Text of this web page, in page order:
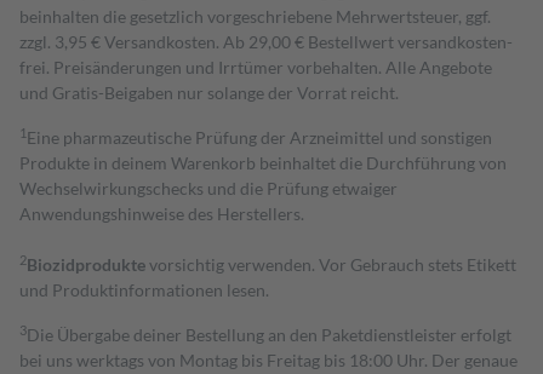
beinhalten die gesetzlich vorgeschriebene Mehrwertsteuer, ggf.
zzgl. 3,95 € Versandkosten. Ab 29,00 € Bestell­wert versand­kosten­
frei. Preisänderungen und Irrtümer vorbehalten. Alle Angebote
und Gratis-Beigaben nur solange der Vorrat reicht.
1 Eine pharmazeutische Prüfung der Arzneimittel und sonstigen
Produkte in deinem Warenkorb beinhaltet die Durchführung von
Wechselwirkungschecks und die Prüfung etwaiger
Anwendungshinweise des Herstellers.
2Biozidproduktevorsichtig verwenden. Vor Gebrauch stets Etikett
und Produktinformationen lesen.
3Die Übergabe deiner Bestellung an den Paketdienstleister erfolgt
bei uns werktags von Montag bis Freitag bis 18:00 Uhr. Der genaue